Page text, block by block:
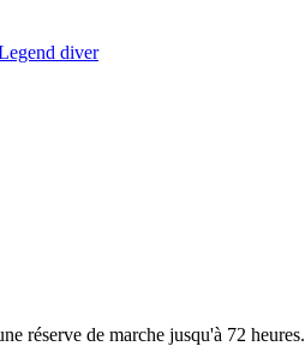
réserve de marche jusqu'à 72 heures.